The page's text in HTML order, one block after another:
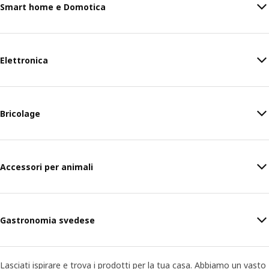
Smart home e Domotica
Elettronica
Bricolage
Accessori per animali
Gastronomia svedese
Lasciati ispirare e trova i prodotti per la tua casa. Abbiamo un vasto